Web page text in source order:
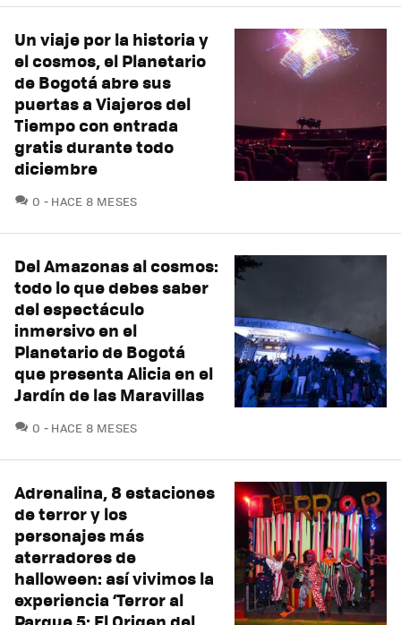
Un viaje por la historia y
el cosmos, el Planetario
de Bogotá abre sus
puertas a Viajeros del
Tiempo con entrada
gratis durante todo
diciembre
0 COMENTARIOS
HACE 8 MESES
Del Amazonas al cosmos:
todo lo que debes saber
del espectáculo
inmersivo en el
Planetario de Bogotá
que presenta Alicia en el
Jardín de las Maravillas
0 COMENTARIOS
HACE 8 MESES
Adrenalina, 8 estaciones
de terror y los
personajes más
aterradores de
halloween: así vivimos la
experiencia ‘Terror al